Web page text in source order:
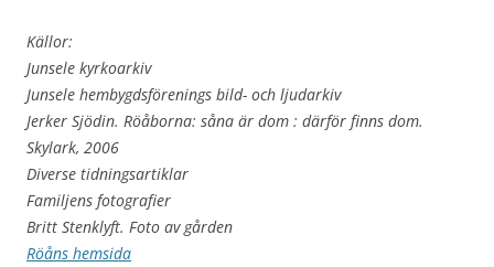
Källor:
Junsele kyrkoarkiv
Junsele hembygdsförenings bild- och ljudarkiv
Jerker Sjödin. Röåborna: såna är dom : därför finns dom.
Skylark, 2006
Diverse tidningsartiklar
Familjens fotografier
Britt Stenklyft. Foto av gården
Röåns hemsida